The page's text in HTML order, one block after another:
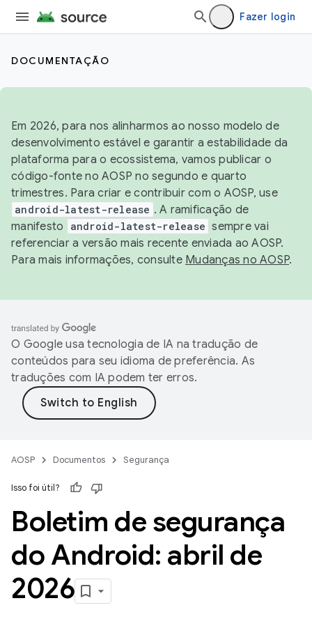
Fazer login
DOCUMENTAÇÃO
Em 2026, para nos alinharmos ao nosso modelo de
desenvolvimento estável e garantir a estabilidade da
plataforma para o ecossistema, vamos publicar o
código-fonte no AOSP no segundo e quarto
trimestres. Para criar e contribuir com o AOSP, use
android-latest-release . A ramificação de
manifesto
android-latest-release sempre vai
referenciar a versão mais recente enviada ao AOSP.
Para mais informações, consulte Mudanças no AOSP.
O Google usa tecnologia de IA na tradução de
conteúdos para seu idioma de preferência. As
traduções com IA podem ter erros.
AOSP Documentos Segurança
Isso foi útil?
Boletim de segurança
do Android: abril de
2026